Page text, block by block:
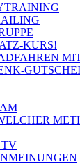
KURS!
TV